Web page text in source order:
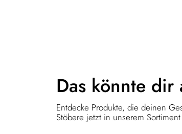
Das könnte dir
Entdecke Produkte, die deinen
Stöbere jetzt in unserem